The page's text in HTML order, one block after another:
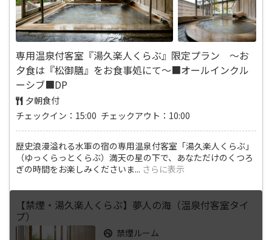
専用温泉付客室『湯久楽人くらぶ』限定プラン ～お
夕食は『松御膳』をお食事処にて～■オールインクル
ーシブ■DP
夕朝食付
チェックイン：15:00 チェックアウト：10:00
歴史浪漫溢れる水軍の宿の専用温泉付客室「湯久楽人くらぶ」
（ゆっくらっとくらぶ）満天の星の下で、あなただけのくつろ
ぎの時間をお楽しみくださいま... さらに表示
【禁煙・湯久楽人くらぶ】夢人の海（温泉付客室タイ
プ）
禁煙ルーム